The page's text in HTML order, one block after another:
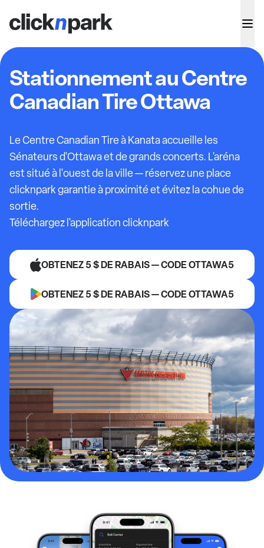
Stationnement au Centre
Canadian Tire Ottawa
Le Centre Canadian Tire à Kanata accueille les
Sénateurs d'Ottawa et de grands concerts. L'aréna
est situé à l'ouest de la ville — réservez une place
clicknpark garantie à proximité et évitez la cohue de
sortie.
Téléchargez l'application clicknpark
OBTENEZ 5 $ DE RABAIS — CODE OTTAWA5
OBTENEZ 5 $ DE RABAIS — CODE OTTAWA5